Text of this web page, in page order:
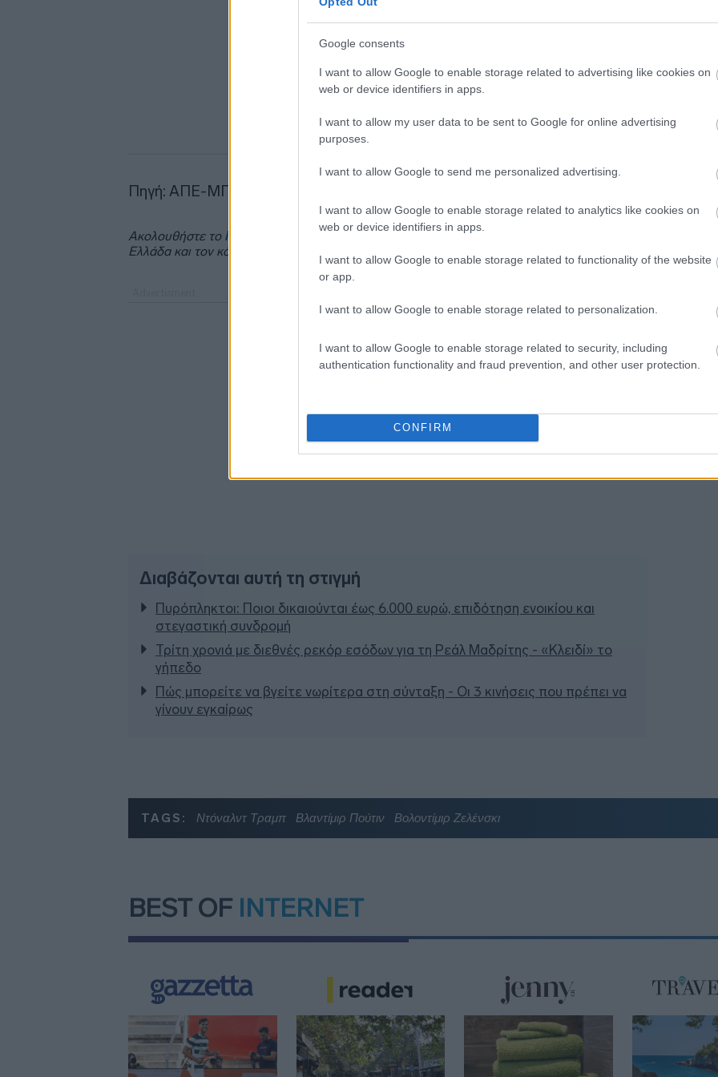
Google consents
I want to allow Google to enable storage related to advertising like cookies on
web or device identifiers in apps.
I want to allow my user data to be sent to Google for online advertising
purposes.
I want to allow Google to send me personalized advertising.
I want to allow Google to enable storage related to analytics like cookies on
web or device identifiers in apps.
I want to allow Google to enable storage related to functionality of the website
or app.
I want to allow Google to enable storage related to personalization.
I want to allow Google to enable storage related to security, including
authentication functionality and fraud prevention, and other user protection.
CONFIRM
Πηγή: ΑΠΕ-ΜΠΕ
Ακολουθήστε το insider.gr στο Google Newsκαι μάθετε πρώτοι όλες τις
Ελλάδα και τον κόσμο.
Διαβάζονται αυτή τη στιγμή
Πυρόπληκτοι: Ποιοι δικαιούνται έως 6.000 ευρώ, επιδότηση ενοικίου και
στεγαστική συνδρομή
Τρίτη χρονιά με διεθνές ρεκόρ εσόδων για τη Ρεάλ Μαδρίτης - «Κλειδί» το
γήπεδο
Πώς μπορείτε να βγείτε νωρίτερα στη σύνταξη - Οι 3 κινήσεις που πρέπει να
γίνουν εγκαίρως
19:02
TAGS: Ντόναλντ Τραμπ Βλαντίμιρ Πούτιν Βολοντίμιρ Ζελένσκι
BEST OF INTERNET